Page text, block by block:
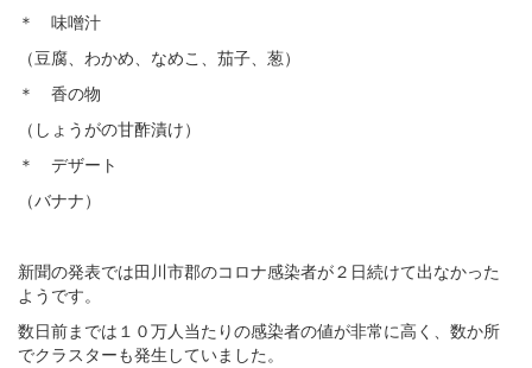
＊ 味噌汁
（豆腐、わかめ、なめこ、茄子、葱）
＊ 香の物
（しょうがの甘酢漬け）
＊ デザート
（バナナ）
新聞の発表では田川市郡のコロナ感染者が２日続けて出なかった
ようです。
数日前までは１０万人当たりの感染者の値が非常に高く、数か所
でクラスターも発生していました。